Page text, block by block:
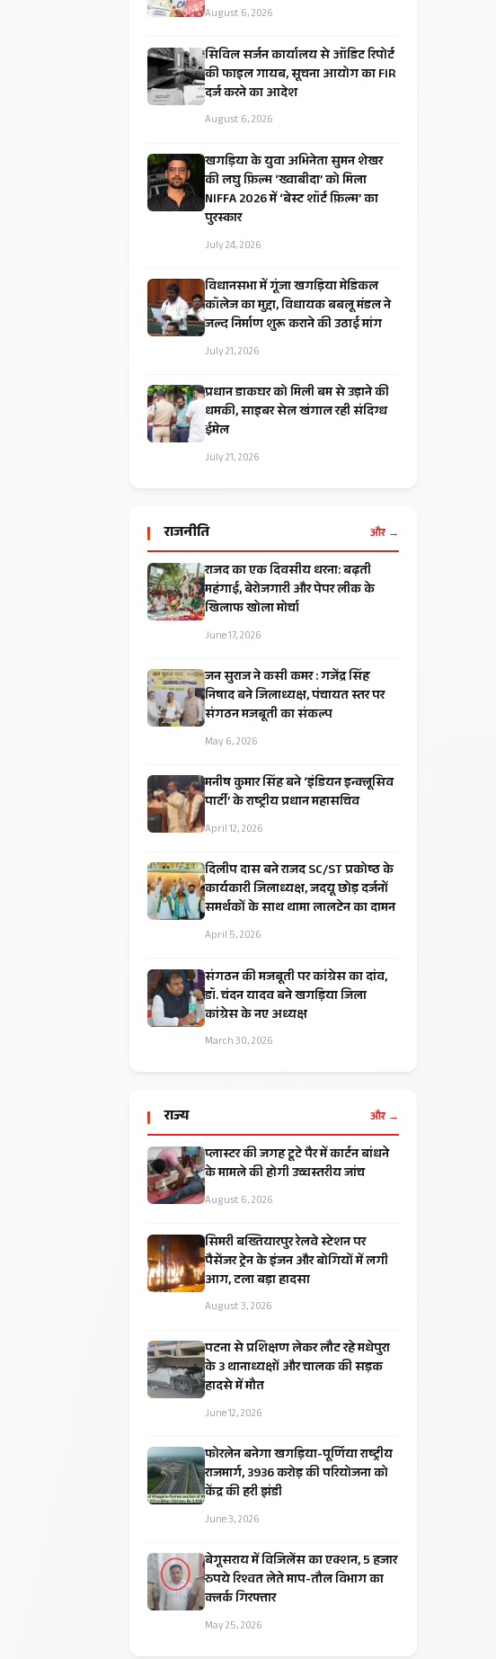
August 6, 2026
सिविल सर्जन कार्यालय से ऑडिट रिपोर्ट
की फाइल गायब, सूचना आयोग का FIR
दर्ज करने का आदेश
August 6, 2026
खगड़िया के युवा अभिनेता सुमन शेखर
की लघु फ़िल्म ‘ख्वाबीदा’ को मिला
NIFFA 2026 में ‘बेस्ट शॉर्ट फ़िल्म’ का
पुरस्कार
July 24, 2026
विधानसभा में गूंजा खगड़िया मेडिकल
कॉलेज का मुद्दा, विधायक बबलू मंडल ने
जल्द निर्माण शुरू कराने की उठाई मांग
July 21, 2026
प्रधान डाकघर को मिली बम से उड़ाने की
धमकी, साइबर सेल खंगाल रही संदिग्ध
ईमेल
July 21, 2026
राजनीति और →
राजद का एक दिवसीय धरना: बढ़ती
महंगाई, बेरोजगारी और पेपर लीक के
खिलाफ खोला मोर्चा
June 17, 2026
जन सुराज ने कसी कमर : गजेंद्र सिंह
निषाद बने जिलाध्यक्ष, पंचायत स्तर पर
संगठन मजबूती का संकल्प
May 6, 2026
मनीष कुमार सिंह बने ‘इंडियन इन्क्लूसिव
पार्टी’ के राष्ट्रीय प्रधान महासचिव
April 12, 2026
दिलीप दास बने राजद SC/ST प्रकोष्ठ के
कार्यकारी जिलाध्यक्ष, जदयू छोड़ दर्जनों
समर्थकों के साथ थामा लालटेन का दामन
April 5, 2026
संगठन की मजबूती पर कांग्रेस का दांव,
डॉ. चंदन यादव बने खगड़िया जिला
कांग्रेस के नए अध्यक्ष
March 30, 2026
राज्य और →
प्लास्टर की जगह टूटे पैर में कार्टन बांधने
के मामले की होगी उच्चस्तरीय जांच
August 6, 2026
सिमरी बख्तियारपुर रेलवे स्टेशन पर
पैसेंजर ट्रेन के इंजन और बोगियों में लगी
आग, टला बड़ा हादसा
August 3, 2026
पटना से प्रशिक्षण लेकर लौट रहे मधेपुरा
के 3 थानाध्यक्षों और चालक की सड़क
हादसे में मौत
June 12, 2026
​फोरलेन बनेगा खगड़िया-पूर्णिया राष्ट्रीय
राजमार्ग, ₹3936 करोड़ की परियोजना को
केंद्र की हरी झंडी
June 3, 2026
बेगूसराय में विजिलेंस का एक्शन, 5 हजार
रुपये रिश्वत लेते माप-तौल विभाग का
क्लर्क गिरफ्तार
May 25, 2026